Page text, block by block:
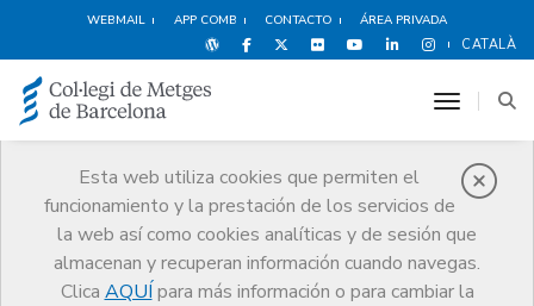
WEBMAIL APP COMB CONTACTO ÁREA PRIVADA
CATALÀ
Esta web utiliza cookies que permiten el
funcionamiento y la prestación de los servicios de
la web así como cookies analíticas y de sesión que
almacenan y recuperan información cuando navegas.
Clica AQUÍ para más información o para cambiar la
toggle
Noticias
Comunicación
Noticias
Montserrat Esquerda presidirá la nueva Comisión de Deontología del
Consejo de Colegios de Médicos de Cataluña